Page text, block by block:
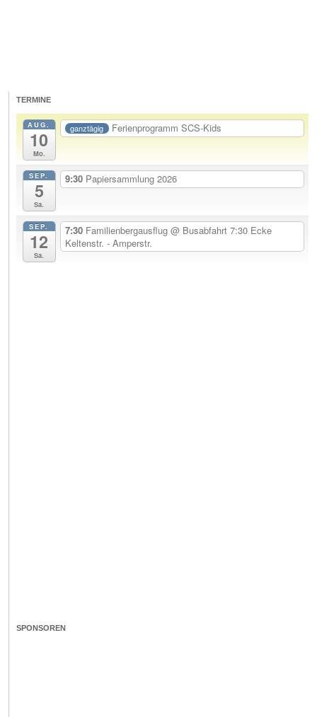
TERMINE
AUG.
10
Mo.
ganztägig Ferienprogramm SCS-Kids
SEP.
5
Sa.
9:30 Papiersammlung 2026
SEP.
12
Sa.
7:30 Familienbergausflug @ Busabfahrt 7:30 Ecke
Keltenstr. - Amperstr.
SPONSOREN